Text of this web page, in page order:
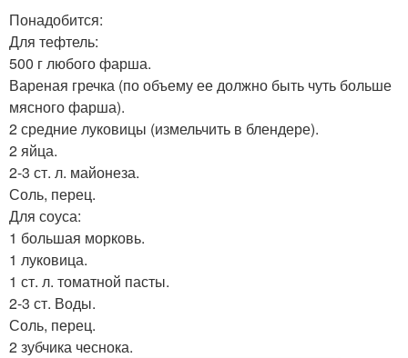
Понадобится:
Для тефтель:
500 г любого фарша.
Вареная гречка (по объему ее должно быть чуть больше
мясного фарша).
2 средние луковицы (измельчить в блендере).
2 яйца.
2-3 ст. л. майонеза.
Соль, перец.
Для соуса:
1 большая морковь.
1 луковица.
1 ст. л. томатной пасты.
2-3 ст. Воды.
Соль, перец.
2 зубчика чеснока.